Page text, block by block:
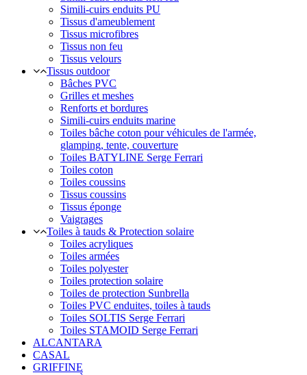
Simili-cuirs enduits PU
Tissus d'ameublement
Tissus microfibres
Tissus non feu
Tissus velours
Tissus outdoor
Bâches PVC
Grilles et meshes
Renforts et bordures
Simili-cuirs enduits marine
Toiles bâche coton pour véhicules de l'armée,
glamping, tente, couverture
Toiles BATYLINE Serge Ferrari
Toiles coton
Toiles coussins
Tissus coussins
Tissus éponge
Vaigrages
Toiles à tauds & Protection solaire
Toiles acryliques
Toiles armées
Toiles polyester
Toiles protection solaire
Toiles de protection Sunbrella
Toiles PVC enduites, toiles à tauds
Toiles SOLTIS Serge Ferrari
Toiles STAMOID Serge Ferrari
ALCANTARA
CASAL
GRIFFINE